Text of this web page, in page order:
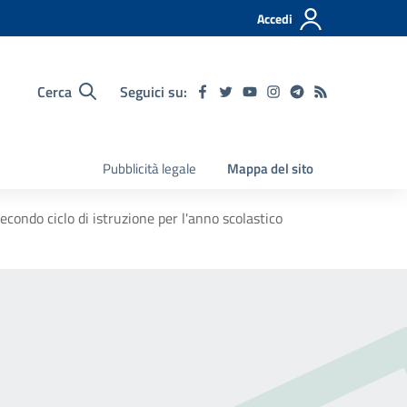
Accedi
Cerca Seguici su:
Pubblicità legale Mappa del sito
ciclo di istruzione per l'anno scolastico